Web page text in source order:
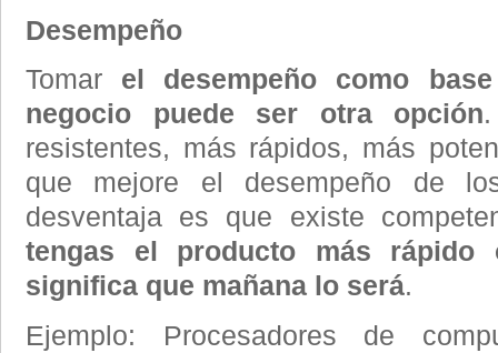
Desempeño
Tomar el desempeño como
negocio puede ser otra opción
resistentes, más rápidos, más
que mejore el desempeño de
desventaja es que existe
tengas el producto más
significa que mañana lo será.
Ejemplo: Procesadores de